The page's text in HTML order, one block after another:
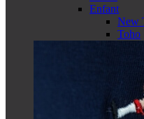
Enfant
New
Toho